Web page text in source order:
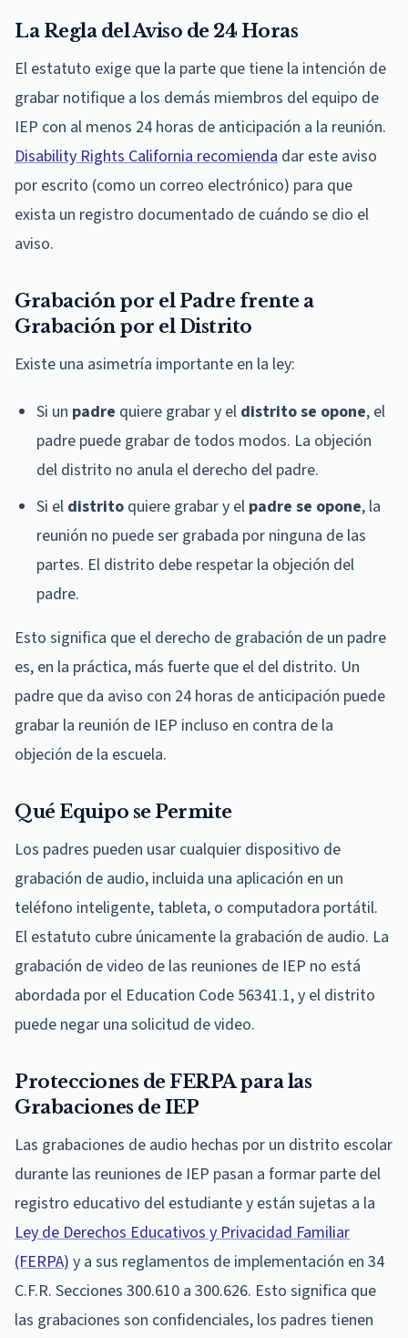
La Regla del Aviso de 24 Horas
El estatuto exige que la parte que tiene la intención de
grabar notifique a los demás miembros del equipo de
IEP con al menos 24 horas de anticipación a la reunión.
Disability Rights California recomienda dar este aviso
por escrito (como un correo electrónico) para que
exista un registro documentado de cuándo se dio el
aviso.
Grabación por el Padre frente a
Grabación por el Distrito
Existe una asimetría importante en la ley:
Si un padre quiere grabar y el distrito se opone, el
padre puede grabar de todos modos. La objeción
del distrito no anula el derecho del padre.
Si el distrito quiere grabar y el padre se opone, la
reunión no puede ser grabada por ninguna de las
partes. El distrito debe respetar la objeción del
padre.
Esto significa que el derecho de grabación de un padre
es, en la práctica, más fuerte que el del distrito. Un
padre que da aviso con 24 horas de anticipación puede
grabar la reunión de IEP incluso en contra de la
objeción de la escuela.
Qué Equipo se Permite
Los padres pueden usar cualquier dispositivo de
grabación de audio, incluida una aplicación en un
teléfono inteligente, tableta, o computadora portátil.
El estatuto cubre únicamente la grabación de audio. La
grabación de video de las reuniones de IEP no está
abordada por el Education Code 56341.1, y el distrito
puede negar una solicitud de video.
Protecciones de FERPA para las
Grabaciones de IEP
Las grabaciones de audio hechas por un distrito escolar
durante las reuniones de IEP pasan a formar parte del
registro educativo del estudiante y están sujetas a la
Ley de Derechos Educativos y Privacidad Familiar
(FERPA) y a sus reglamentos de implementación en 34
C.F.R. Secciones 300.610 a 300.626. Esto significa que
las grabaciones son confidenciales, los padres tienen